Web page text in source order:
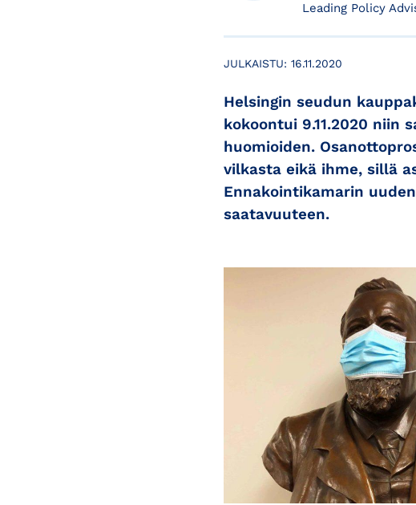
Leading Policy
JULKAISTU: 16.11.2020
Helsingin seudun
kokoontui 9.11.2020 niin
huomioiden.
vilkasta eikä ihme, sillä
Ennakointikamarin
saatavuuteen.